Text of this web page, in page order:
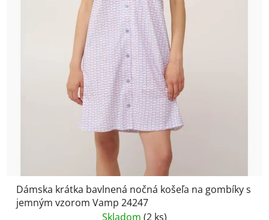
Dámska krátka bavlnená nočná košeľa na gombíky s
jemným vzorom Vamp 24247
Skladom (2 ks)